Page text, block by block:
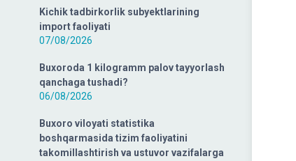
Kichik tadbirkorlik subyektlarining
import faoliyati
07/08/2026
Buxoroda 1 kilogramm palov tayyorlash
qanchaga tushadi?
06/08/2026
Buxoro viloyati statistika
boshqarmasida tizim faoliyatini
takomillashtirish va ustuvor vazifalarga